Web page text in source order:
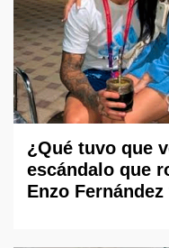
¿Qué tuvo que
escándalo que
Enzo